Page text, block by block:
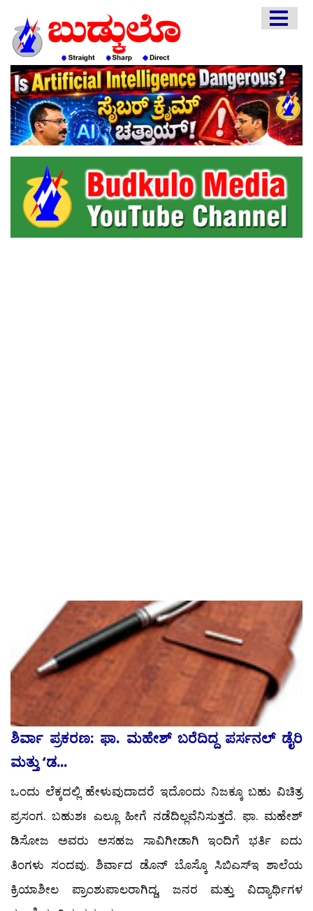
EDITORIAL
ENGLISH
KANNADA
INTERVIEWS
LITERATURE
ENTERTAINMENT
HEALTH
ಶಿರ್ವಾ ಪ್ರಕರಣ: ಫಾ. ಮಹೇಶ್ ಬರೆದಿದ್ದ ಪರ್ಸನಲ್ ಡೈರಿ
ಮತ್ತು ‘ಡ...
ಒಂದು ಲೆಕ್ಕದಲ್ಲಿ ಹೇಳುವುದಾದರೆ ಇದೊಂದು ನಿಜಕ್ಕೂ ಬಹು ವಿಚಿತ್ರ
ಪ್ರಸಂಗ. ಬಹುಶಃ ಎಲ್ಲೂ ಹೀಗೆ ನಡೆದಿಲ್ಲವೆನಿಸುತ್ತದೆ. ಫಾ. ಮಹೇಶ್
ಡಿಸೋಜ ಅವರು ಅಸಹಜ ಸಾವಿಗೀಡಾಗಿ ಇಂದಿಗೆ ಭರ್ತಿ ಐದು
ತಿಂಗಳು ಸಂದವು. ಶಿರ್ವಾದ ಡೊನ್ ಬೊಸ್ಕೊ ಸಿಬಿಎಸ್‍ಇ ಶಾಲೆಯ
ಕ್ರಿಯಾಶೀಲ ಪ್ರಾಂಶುಪಾಲರಾಗಿದ್ದ, ಜನರ ಮತ್ತು ವಿದ್ಯಾರ್ಥಿಗಳ